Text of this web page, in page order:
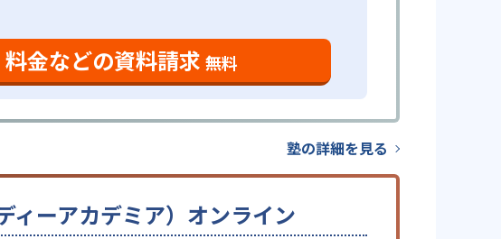
料金などの資料請求 無料
塾の詳細を見る
ィーアカデミア）オンライン